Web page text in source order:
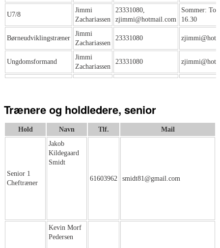
U7/8
Jimmi
Zachariassen
23331080,
zjimmi@hotmail.com
Sommer:
16.30
Børneudviklingstræner
Jimmi
Zachariassen
23331080
Ungdomsformand
Jimmi
Zachariassen
23331080
Trænere og holdledere, senior
Hold Navn Tlf. Mail
Senior 1
Cheftræner
Jakob
Kildegaard
Smidt
61603962 smidt81@gmail.com
Kevin Morf
Pedersen